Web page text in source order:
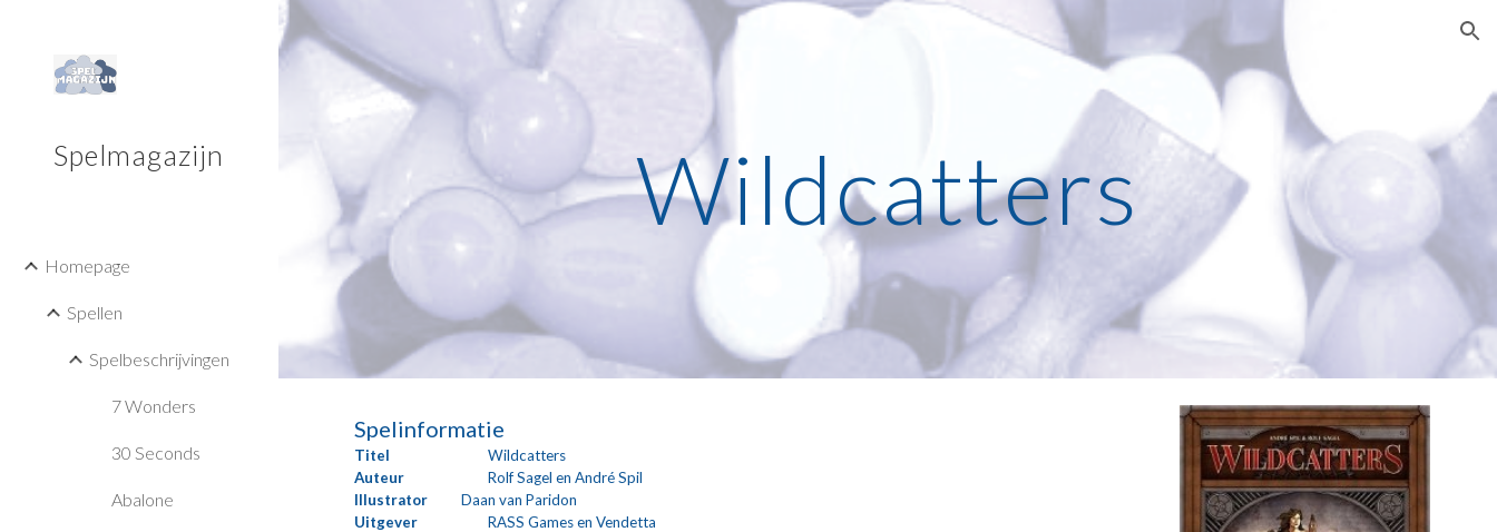
Skip to main content
Spelmagazijn
Homepage
Spellen
Spelbeschrijvingen
7 Wonders
30 Seconds
Abalone
Wildcatters
Spelinformatie
Titel
Wildcatters
Auteur
Rolf Sagel en André Spil
Illustrator
Daan van Paridon
Uitgever
RASS Games en Vendetta